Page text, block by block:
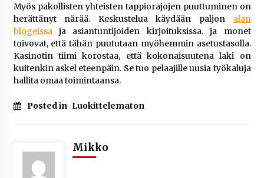
Myös pakollisten yhteisten tappiorajojen puuttuminen on
herättänyt närää. Keskustelua käydään paljon alan
blogeissaja asiantuntijoiden kirjoituksissa. ja monet
toivovat, että tähän puututaan myöhemmin asetustasolla.
Kasinotin tiimi korostaa, että kokonaisuutena laki on
kuitenkin askel eteenpäin. Se tuo pelaajille uusia työkaluja
hallita omaa toimintaansa.
Posted in Luokittelematon
Mikko